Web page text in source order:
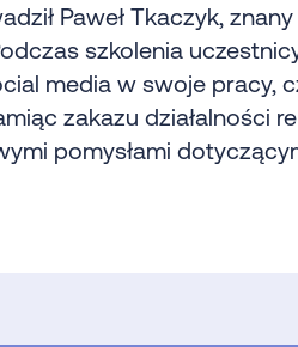
Paweł Tkaczyk,
szkolenia
media w swoje pracy,
zakazu działalności
pomysłami